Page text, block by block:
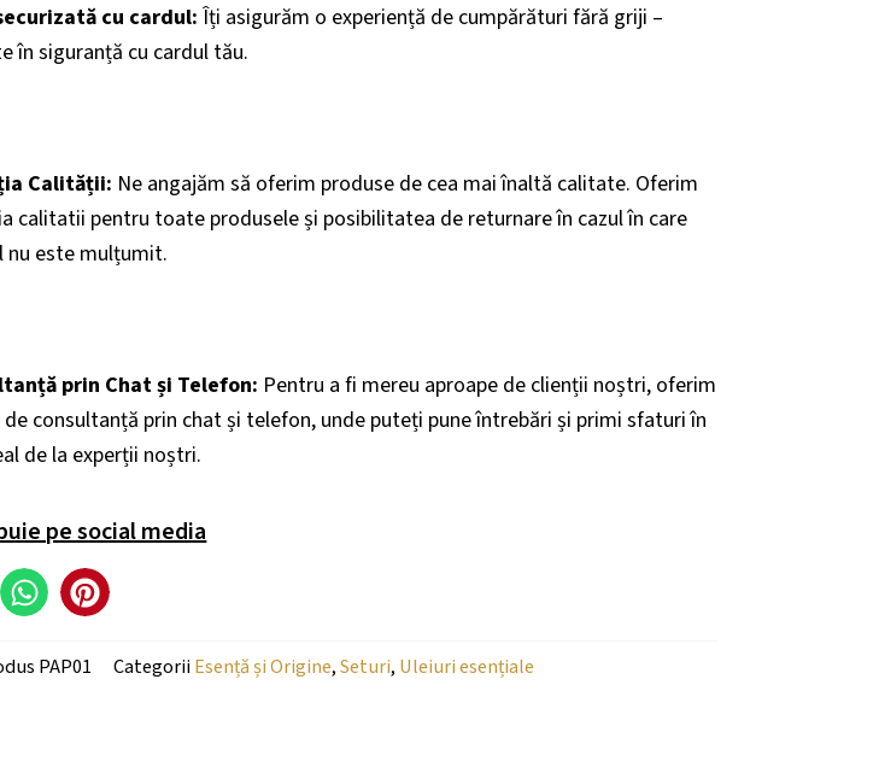
cu cardul:Îți asigurăm o experiență de cumpărături fără griji –
în siguranță cu cardul tău.
Calității: Ne angajăm să oferim produse de cea mai înaltă calitate. Oferim
calitatii pentru toate produsele și posibilitatea de returnare în cazul în care
nu este mulțumit.
prin Chat și Telefon: Pentru a fi mereu aproape de clienții noștri, oferim
de consultanță prin chat și telefon, unde puteți pune întrebări și primi sfaturi în
de la experții noștri.
pe social media
PAP01 CategoriiEsență și Origine,Seturi, Uleiuri esențiale